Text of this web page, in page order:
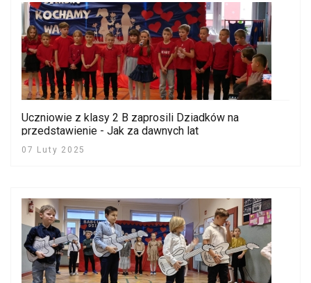
Uczniowie z klasy 2 B zaprosili Dziadków na
przedstawienie - Jak za dawnych lat
07 Luty 2025